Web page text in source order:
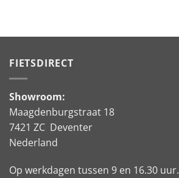
FIETSDIRECT
Showroom:
Maagdenburgstraat 18
7421 ZC Deventer
Nederland
Op werkdagen tussen 9 en 16.30 uur.